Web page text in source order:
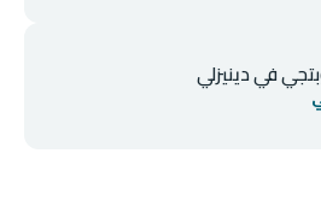
في دينيزلي